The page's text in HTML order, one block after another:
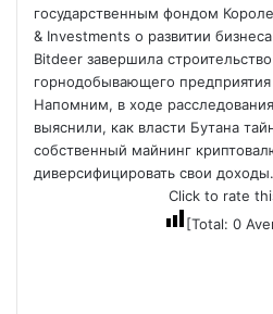
государственным фондом
& Investments о развитии
Bitdeer завершила
горнодобывающего предприятия
Напомним, в ходе
выяснили, как власти Бутана
собственный майнинг
диверсифицировать свои доходы.
Click to rate
[Total: 0